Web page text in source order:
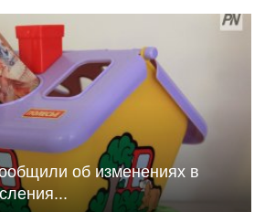
об изменениях в